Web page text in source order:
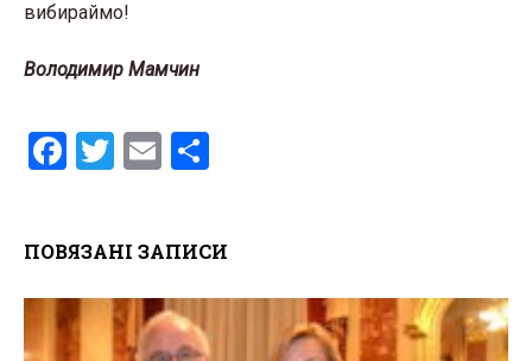
вибираймо!
Володимир Мамчин
F
b
o
o
T
er
E
e
ПОВЯЗАНІ ЗАПИСИ